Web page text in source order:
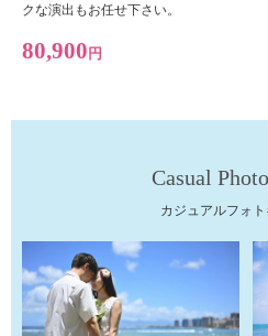
クな演出もお任せ下さい。
80,900 円
Casual
カジュアルフォ